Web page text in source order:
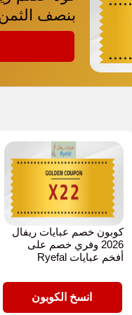
بنصف
كوبون خصم عبايات ريفال
2026 وفري خصم على
أفخم عبايات Ryefal
انسخ الكوبون